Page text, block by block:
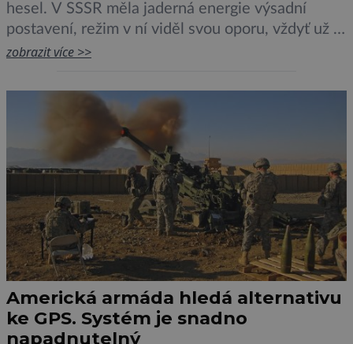
hesel. V SSSR měla jaderná energie výsadní
postavení, režim v ní viděl svou oporu, vždyť už v
roce 1954 zde byla spuštěna první jaderná
Atomové elektrárny rostly po celé zemi, ostatně
těžký a zbrojařský průmysl, na který […]
zobrazit více >>
Americká armáda hledá alternativu
ke GPS. Systém je snadno
napadnutelný